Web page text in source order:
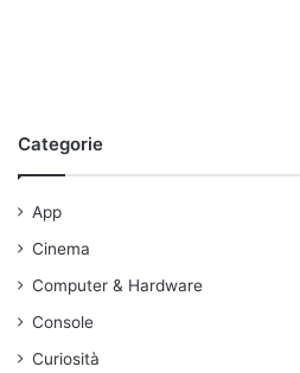
Categorie
App
Cinema
Computer & Hardware
Console
Curiosità